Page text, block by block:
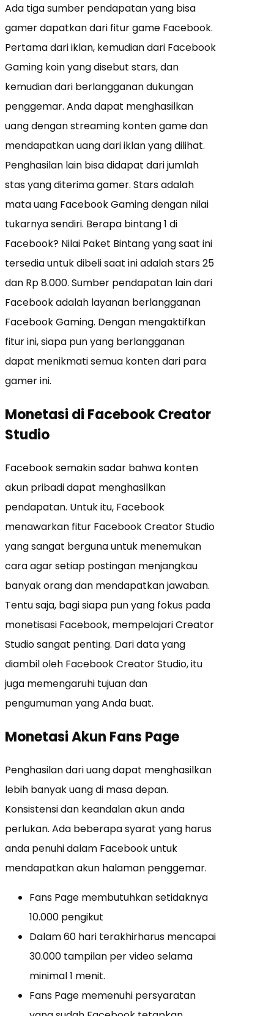
Ada tiga sumber pendapatan yang bisa
gamer dapatkan dari fitur game Facebook.
Pertama dari iklan, kemudian dari Facebook
Gaming koin yang disebut stars, dan
kemudian dari berlangganan dukungan
penggemar. Anda dapat menghasilkan
uang dengan streaming konten game dan
mendapatkan uang dari iklan yang dilihat.
Penghasilan lain bisa didapat dari jumlah
stas yang diterima gamer. Stars adalah
mata uang Facebook Gaming dengan nilai
tukarnya sendiri. Berapa bintang 1 di
Facebook? Nilai Paket Bintang yang saat ini
tersedia untuk dibeli saat ini adalah stars 25
dan Rp 8.000. Sumber pendapatan lain dari
Facebook adalah layanan berlangganan
Facebook Gaming. Dengan mengaktifkan
fitur ini, siapa pun yang berlangganan
dapat menikmati semua konten dari para
gamer ini.
Monetasi di Facebook Creator
Studio
Facebook semakin sadar bahwa konten
akun pribadi dapat menghasilkan
pendapatan. Untuk itu, Facebook
menawarkan fitur Facebook Creator Studio
yang sangat berguna untuk menemukan
cara agar setiap postingan menjangkau
banyak orang dan mendapatkan jawaban.
Tentu saja, bagi siapa pun yang fokus pada
monetisasi Facebook, mempelajari Creator
Studio sangat penting. Dari data yang
diambil oleh Facebook Creator Studio, itu
juga memengaruhi tujuan dan
pengumuman yang Anda buat.
Monetasi Akun Fans Page
Penghasilan dari uang dapat menghasilkan
lebih banyak uang di masa depan.
Konsistensi dan keandalan akun anda
perlukan. Ada beberapa syarat yang harus
anda penuhi dalam Facebook untuk
mendapatkan akun halaman penggemar.
Fans Page membutuhkan setidaknya
10.000 pengikut
Dalam 60 hari terakhirharus mencapai
30.000 tampilan per video selama
minimal 1 menit.
Fans Page memenuhi persyaratan